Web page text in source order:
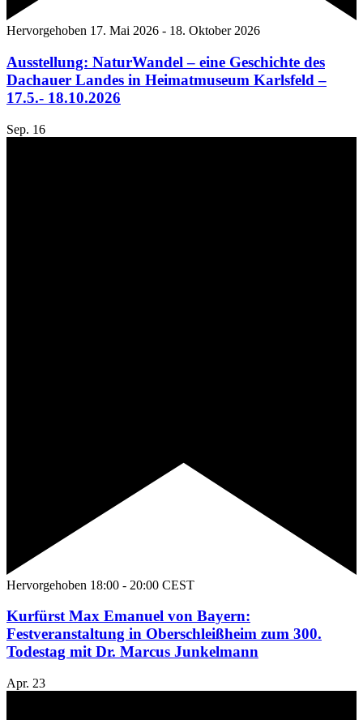
Hervorgehoben 17. Mai 2026 - 18. Oktober 2026
Ausstellung: NaturWandel – eine Geschichte des
Dachauer Landes in Heimatmuseum Karlsfeld –
17.5.- 18.10.2026
Sep. 16
Hervorgehoben 18:00 - 20:00 CEST
Kurfürst Max Emanuel von Bayern:
Festveranstaltung in Oberschleißheim zum 300.
Todestag mit Dr. Marcus Junkelmann
Apr. 23